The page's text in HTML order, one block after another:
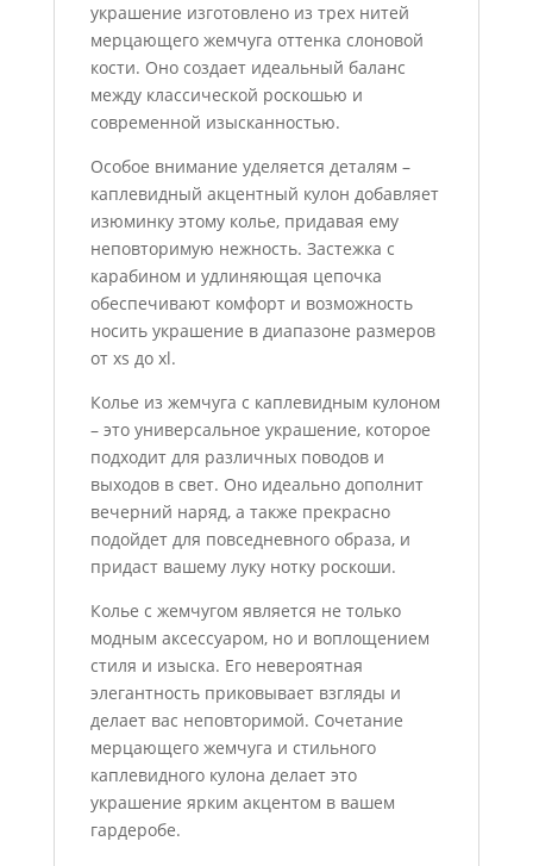
украшение изготовлено из трех нитей
мерцающего жемчуга оттенка слоновой
кости. Оно создает идеальный баланс
между классической роскошью и
современной изысканностью.
Особое внимание уделяется деталям –
каплевидный акцентный кулон добавляет
изюминку этому колье, придавая ему
неповторимую нежность. Застежка с
карабином и удлиняющая цепочка
обеспечивают комфорт и возможность
носить украшение в диапазоне размеров
от xs до xl.
Колье из жемчуга с каплевидным кулоном
– это универсальное украшение, которое
подходит для различных поводов и
выходов в свет. Оно идеально дополнит
вечерний наряд, а также прекрасно
подойдет для повседневного образа, и
придаст вашему луку нотку роскоши.
Колье с жемчугом является не только
модным аксессуаром, но и воплощением
стиля и изыска. Его невероятная
элегантность приковывает взгляды и
делает вас неповторимой. Сочетание
мерцающего жемчуга и стильного
каплевидного кулона делает это
украшение ярким акцентом в вашем
гардеробе.